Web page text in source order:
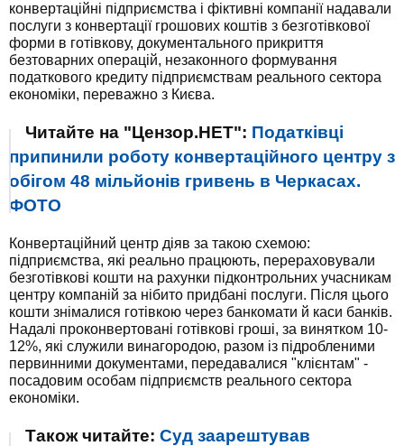
конвертаційні підприємства і фіктивні компанії надавали
послуги з конвертації грошових коштів з безготівкової
форми в готівкову, документального прикриття
безтоварних операцій, незаконного формування
податкового кредиту підприємствам реального сектора
економіки, переважно з Києва.
Читайте на "Цензор.НЕТ": Податківці
припинили роботу конвертаційного центру з
обігом 48 мільйонів гривень в Черкасах.
ФОТО
Конвертаційний центр діяв за такою схемою:
підприємства, які реально працюють, перераховували
безготівкові кошти на рахунки підконтрольних учасникам
центру компаній за нібито придбані послуги. Після цього
кошти знімалися готівкою через банкомати й каси банків.
Надалі проконвертовані готівкові гроші, за винятком 10-
12%, які служили винагородою, разом із підробленими
первинними документами, передавалися "клієнтам" -
посадовим особам підприємств реального сектора
економіки.
Також читайте: Суд заарештував